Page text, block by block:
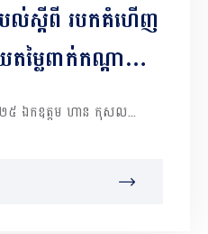
ល់ស្ដីពី របកគំហើញ
តម្លៃពាក់កណ្ដាល
សម្រាប់ការអភិវឌ្ឍ
២៥ ឯកឧត្តម ហាន កុសល...